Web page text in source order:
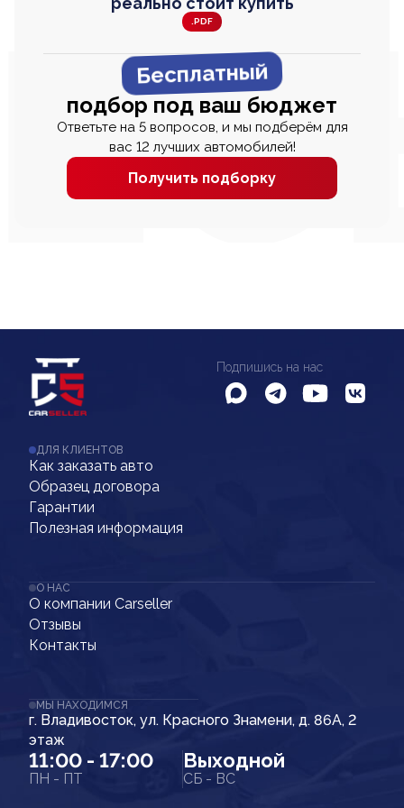
.PDF
Бесплатный
подбор под ваш бюджет
Ответьте на 5 вопросов, и мы подберём для
вас 12 лучших автомобилей!
Получить подборку
Подпишись на нас
ДЛЯ КЛИЕНТОВ
Как заказать авто
Образец договора
Гарантии
Полезная информация
О НАС
О компании Carseller
Отзывы
Контакты
МЫ НАХОДИМСЯ
г. Владивосток, ул. Красного Знамени, д. 86А, 2
этаж
11:00 - 17:00
ПН - ПТ
Выходной
СБ - ВС